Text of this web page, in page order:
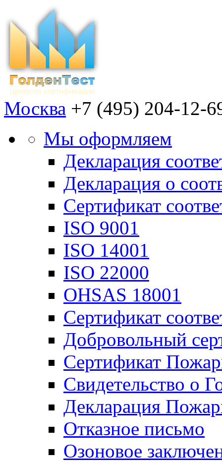
Москва +7 (495) 204-12-
Мы оформляем
Декларация
Декларация о
Сертификат
ISO 9001
ISO 14001
ISO 22000
OHSAS 18001
Сертификат
Добровольный
Сертификат
Свидетельство о
Декларация
Отказное письмо
Озоновое